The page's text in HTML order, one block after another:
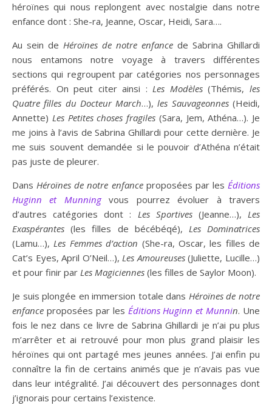
héroïnes qui nous replongent avec nostalgie dans notre
enfance dont : She-ra, Jeanne, Oscar, Heidi, Sara….
Au sein de Héroïnes de notre enfance de Sabrina Ghillardi
nous entamons notre voyage à travers différentes
sections qui regroupent par catégories nos personnages
préférés. On peut citer ainsi : Les Modèles(Thémis,les
Quatre filles du Docteur March…),les Sauvageonnes(Heidi,
Annette) Les Petites choses fragiles (Sara, Jem, Athéna…). Je
me joins à l’avis de Sabrina Ghillardi pour cette dernière. Je
me suis souvent demandée si le pouvoir d’Athéna n’était
pas juste de pleurer.
DansHéroïnes de notre enfanceproposées par les Éditions
Huginn et Munningvous pourrez évoluer à travers
d’autres catégories dont : Les Sportives(Jeanne…), Les
Exaspérantes (les filles de bécébéqé), Les Dominatrices
(Lamu…),Les Femmes d’action (She-ra, Oscar, les filles de
Cat’s Eyes, April O’Neil…),Les Amoureuses(Juliette, Lucille…)
et pour finir par Les Magiciennes (les filles de Saylor Moon).
Je suis plongée en immersion totale dans Héroïnes de notre
enfance proposées par les Éditions Huginn et Munnin. Une
fois le nez dans ce livre de Sabrina Ghillardi je n’ai pu plus
m’arrêter et ai retrouvé pour mon plus grand plaisir les
héroïnes qui ont partagé mes jeunes années. J’ai enfin pu
connaître la fin de certains animés que je n’avais pas vue
dans leur intégralité. J’ai découvert des personnages dont
j’ignorais pour certains l’existence.